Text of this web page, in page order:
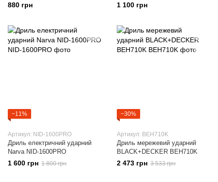
880 грн 1 100 грн
−11%
Артикул: NID-1600PRO
Дриль електричний ударний
Narva NID-1600PRO
1 600 грн 1 800 грн
−30%
Артикул: BEH710K
Дриль мережевий ударний
BLACK+DECKER BEH710K
2 473 грн 3 533 грн